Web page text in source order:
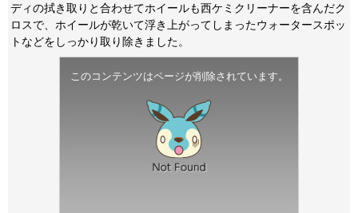
ディの拭き取りと合わせてホイールも西ケミクリーナーを含んだク
ロスで、ホイールが乾いて浮き上がってしまったウォータースポッ
トなどをしっかり取り除きました。
このコンテンツはページが削除されています。